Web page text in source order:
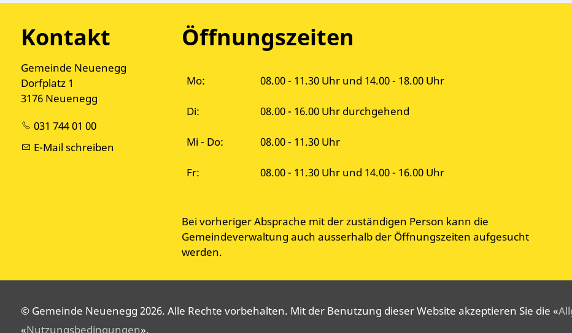
Kontakt
Gemeinde Neuenegg
Dorfplatz 1
3176 Neuenegg
031 744 01 00
E-Mail schreiben
Öffnungszeiten
Mo: 08.00 - 11.30 Uhr und 14.00 - 18.00 Uhr
Di: 08.00 - 16.00 Uhr durchgehend
Mi - Do: 08.00 - 11.30 Uhr
Fr: 08.00 - 11.30 Uhr und 14.00 - 16.00 Uhr
Bei vorheriger Absprache mit der zuständigen Person kann die
Gemeindeverwaltung auch ausserhalb der Öffnungszeiten aufgesucht
werden.
© Gemeinde Neuenegg 2026. Alle Rechte vorbehalten. Mit der Benutzung dieser Website akzeptieren Sie die «
«Nutzungsbedingungen».